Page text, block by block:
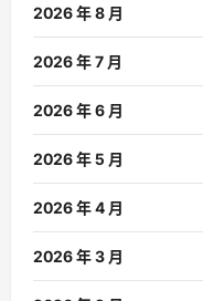
2026 年 8 月
2026 年 7 月
2026 年 6 月
2026 年 5 月
2026 年 4 月
2026 年 3 月